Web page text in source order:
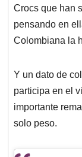
Crocs que han
pensando en
Colombiana la
Y un dato de
participa en el
importante
solo peso.